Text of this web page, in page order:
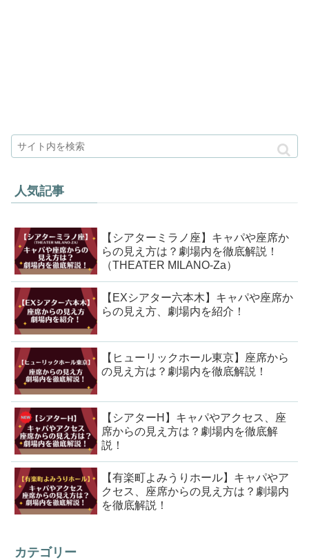
人気記事
【シアターミラノ座】キャパや座席か
らの見え方は？劇場内を徹底解説！
（THEATER MILANO-Za）
【EXシアター六本木】キャパや座席か
らの見え方、劇場内を紹介！
【ヒューリックホール東京】座席から
の見え方は？劇場内を徹底解説！
【シアターH】キャパやアクセス、座
席からの見え方は？劇場内を徹底解
説！
【有楽町よみうりホール】キャパやア
クセス、座席からの見え方は？劇場内
を徹底解説！
カテゴリー